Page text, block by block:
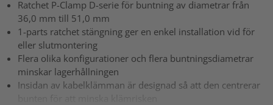
Ratchet P-Clamp D-serie för buntning av diametrar från
36,0 mm till 51,0 mm
1-parts ratchet stängning ger en enkel installation vid för
eller slutmontering
Flera olika konfigurationer och flera buntningsdiametrar
minskar lagerhållningen
Insidan av kabelklämman är designad så att den centrerar
bunten för att minska klämrisken